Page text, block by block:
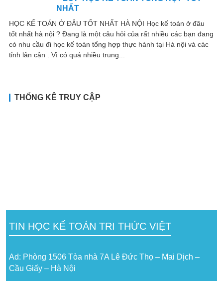
NHẤT
HỌC KẾ TOÁN Ở ĐÂU TỐT NHẤT HÀ NỘI Học kế toán ở đâu
tốt nhất hà nội ? Đang là một câu hỏi của rất nhiều các bạn đang
có nhu cầu đi học kế toán tổng hợp thực hành tại Hà nội và các
tỉnh lân cận . Vì có quá nhiều trung...
THỐNG KÊ TRUY CẬP
TIN HỌC KẾ TOÁN TRI THỨC VIỆT
Ad: Phòng 1506 Tòa nhà 7A Lê Đức Thọ – Mai Dịch –
Cầu Giấy – Hà Nội